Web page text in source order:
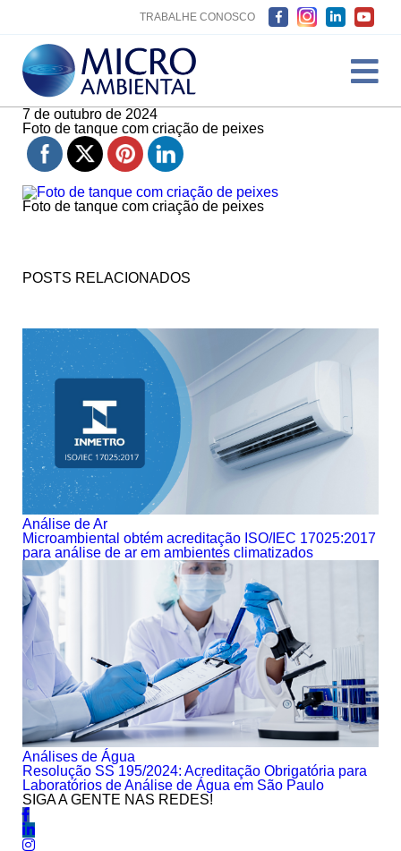
TRABALHE CONOSCO
7 de outubro de 2024
Foto de tanque com criação de peixes
Foto de tanque com criação de peixes
POSTS RELACIONADOS
Análise de Ar
Microambiental obtém acreditação ISO/IEC 17025:2017
para análise de ar em ambientes climatizados
Análises de Água
Resolução SS 195/2024: Acreditação Obrigatória para
Laboratórios de Análise de Água em São Paulo
SIGA A GENTE NAS REDES!